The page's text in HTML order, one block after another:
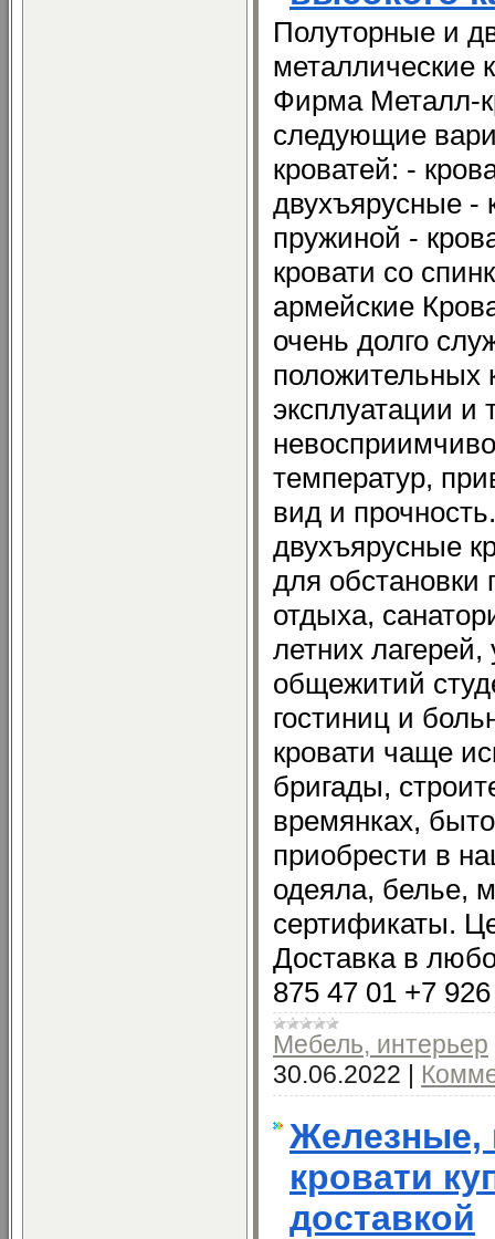
Полуторные и
металлические
Фирма Металл-
следующие
кроватей: -
двухъярусные -
пружиной -
кровати со
армейские
очень долго
положительных
эксплуатации и
температур,
вид и
двухъярусные
для обстановки
отдыха,
летних
общежитий
гостиниц и
кровати чаще
бригады,
времянках,
приобрести в
одеяла, белье,
сертификаты.
Доставка в
875 47 01 +7
Мебель, интерьер
30.06.2022 |
Железные,
кровати
доставкой